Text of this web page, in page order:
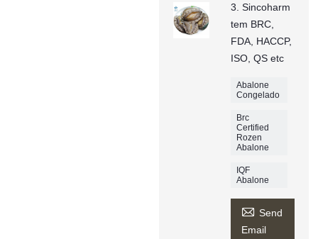
3. Sincoharm
tem BRC,
FDA, HACCP,
ISO, QS etc
Abalone
Congelado
Brc
Certified
Rozen
Abalone
IQF
Abalone
 Send
Email